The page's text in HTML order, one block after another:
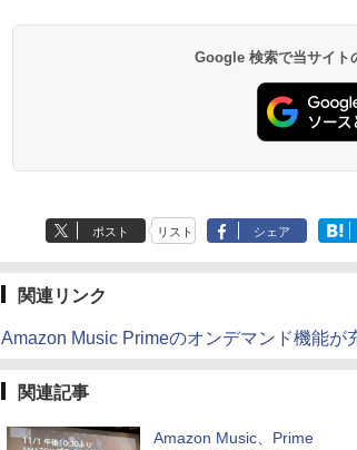
Google 検索で当サイト
ポスト リスト シェア
関連リンク
Amazon Music Primeのオンデマンド機能が
関連記事
Amazon Music、Prime